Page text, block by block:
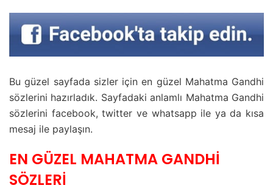
Bu güzel sayfada sizler için en güzel Mahatma Gandhi
sözlerini hazırladık. Sayfadaki anlamlı Mahatma Gandhi
sözlerini facebook, twitter ve whatsapp ile ya da kısa
mesaj ile paylaşın.
EN GÜZEL MAHATMA GANDHİ
SÖZLERİ